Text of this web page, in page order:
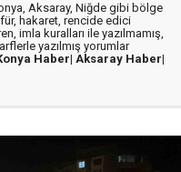
Aksaray, Niğde gibi bölge
hakaret, rencide edici
imla kuralları ile yazılmamış,
yazılmış yorumlar
Haber| Aksaray Haber|